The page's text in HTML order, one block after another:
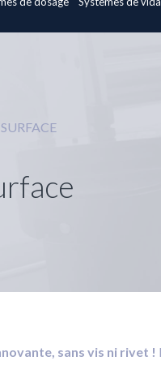
sans vis ni rivet !